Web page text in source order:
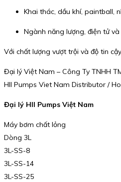
Khai thác, dầu khí, paintball,
Ngành năng lượng, điện tử
Với chất lượng vượt trội và độ tin
Đại lý Việt Nam – Công Ty TNHH
HII Pumps Viet Nam Distributor /
Đại lý HII Pumps Việt Nam
Máy bơm chất lỏng
Dòng 3L
3L-SS-8
3L-SS-14
3L-SS-25